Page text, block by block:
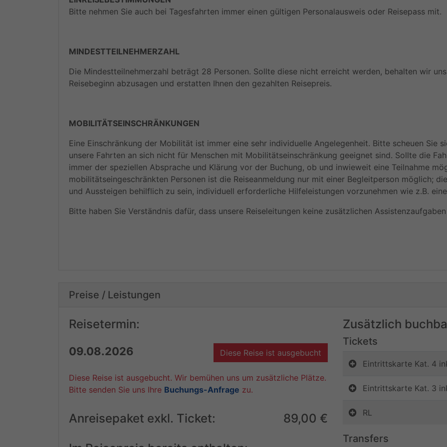
Bitte nehmen Sie auch bei Tagesfahrten immer einen gültigen Personalausweis oder Reisepass mit.
MINDESTTEILNEHMERZAHL
Die Mindestteilnehmerzahl beträgt 28 Personen. Sollte diese nicht erreicht werden, behalten wir
Reisebeginn abzusagen und erstatten Ihnen den gezahlten Reisepreis.
MOBILITÄTSEINSCHRÄNKUNGEN
Eine Einschränkung der Mobilität ist immer eine sehr individuelle Angelegenheit. Bitte scheuen Sie
unsere Fahrten an sich nicht für Menschen mit Mobilitätseinschränkung geeignet sind. Sollte die
immer der speziellen Absprache und Klärung vor der Buchung, ob und inwieweit eine Teilnahme
mobilitätseingeschränkten Personen ist die Reiseanmeldung nur mit einer Begleitperson möglich;
und Aussteigen behilflich zu sein, individuell erforderliche Hilfeleistungen vorzunehmen wie z.B.
Bitte haben Sie Verständnis dafür, dass unsere Reiseleitungen keine zusätzlichen
Preise / Leistungen
Reisetermin:
09.08.2026 Diese Reise ist ausgebucht
Diese Reise ist ausgebucht. Wir bemühen uns um zusätzliche Plätze.
Bitte senden Sie uns Ihre Buchungs-Anfrage zu.
Anreisepaket exkl. Ticket: 89,00 €
Zusätzlich
Tickets
Eintrittskarte Kat. 4
Eintrittskarte Kat. 3
RL
Transfers